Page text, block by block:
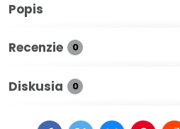
Popis
Recenzie 0
Diskusia 0